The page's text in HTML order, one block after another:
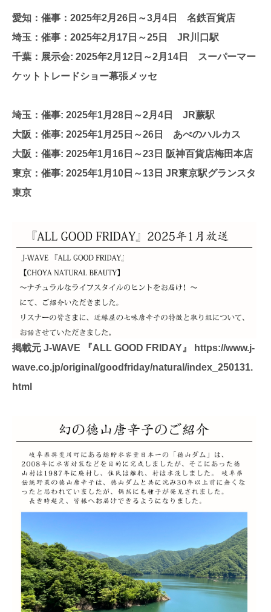
愛知：催事：2025年2月26日～3月4日 名鉄百貨店
埼玉：催事：2025年2月17日～25日 JR川口駅
千葉：展示会: 2025年2月12日～2月14日 スーパーマー
ケットトレードショー幕張メッセ
埼玉：催事: 2025年1月28日～2月4日 JR蕨駅
大阪：催事: 2025年1月25日～26日 あべのハルカス
大阪：催事: 2025年1月16日～23日 阪神百貨店梅田本店
東京：催事: 2025年1月10日～13日 JR東京駅グランスタ
東京
掲載元 J-WAVE 『ALL GOOD FRIDAY』 https://www.j-
wave.co.jp/original/goodfriday/natural/index_250131.
html